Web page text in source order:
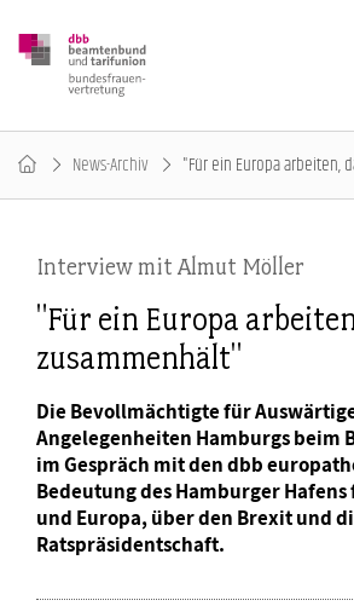
News-Archiv "Für ein Europa arbeiten,
Interview mit Almut Möller
"Für ein Europa
zusammenhält"
Die Bevollmächtigte für
Angelegenheiten Hamburgs beim
im Gespräch mit den dbb
Bedeutung des Hamburger
und Europa, über den Brexit und
Ratspräsidentschaft.